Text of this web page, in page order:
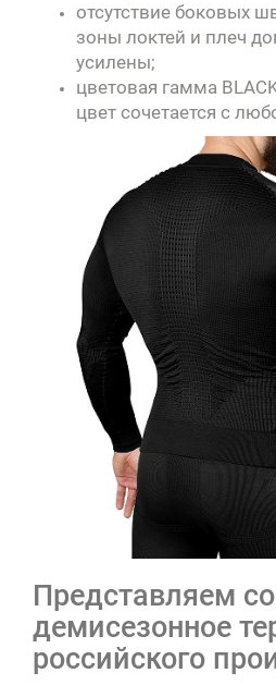
отсутствие боковых
зоны локтей и плеч
усилены;
цветовая гамма
цвет сочетается с
Представляем
демисезонное
российского